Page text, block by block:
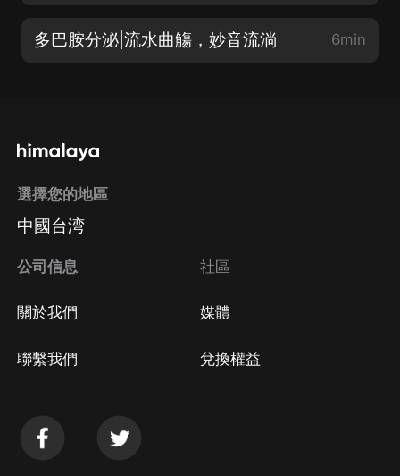
多巴胺分泌|流水曲觴，妙音流淌 6min
選擇您的地區
中國台湾
公司信息
關於我們
聯繫我們
社區
媒體
兌換權益